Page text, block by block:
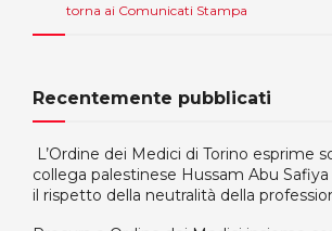
torna ai Comunicati Stampa
Recentemente pubblicati
L’Ordine dei Medici di Torino esprime
collega palestinese Hussam Abu
il rispetto della neutralità della